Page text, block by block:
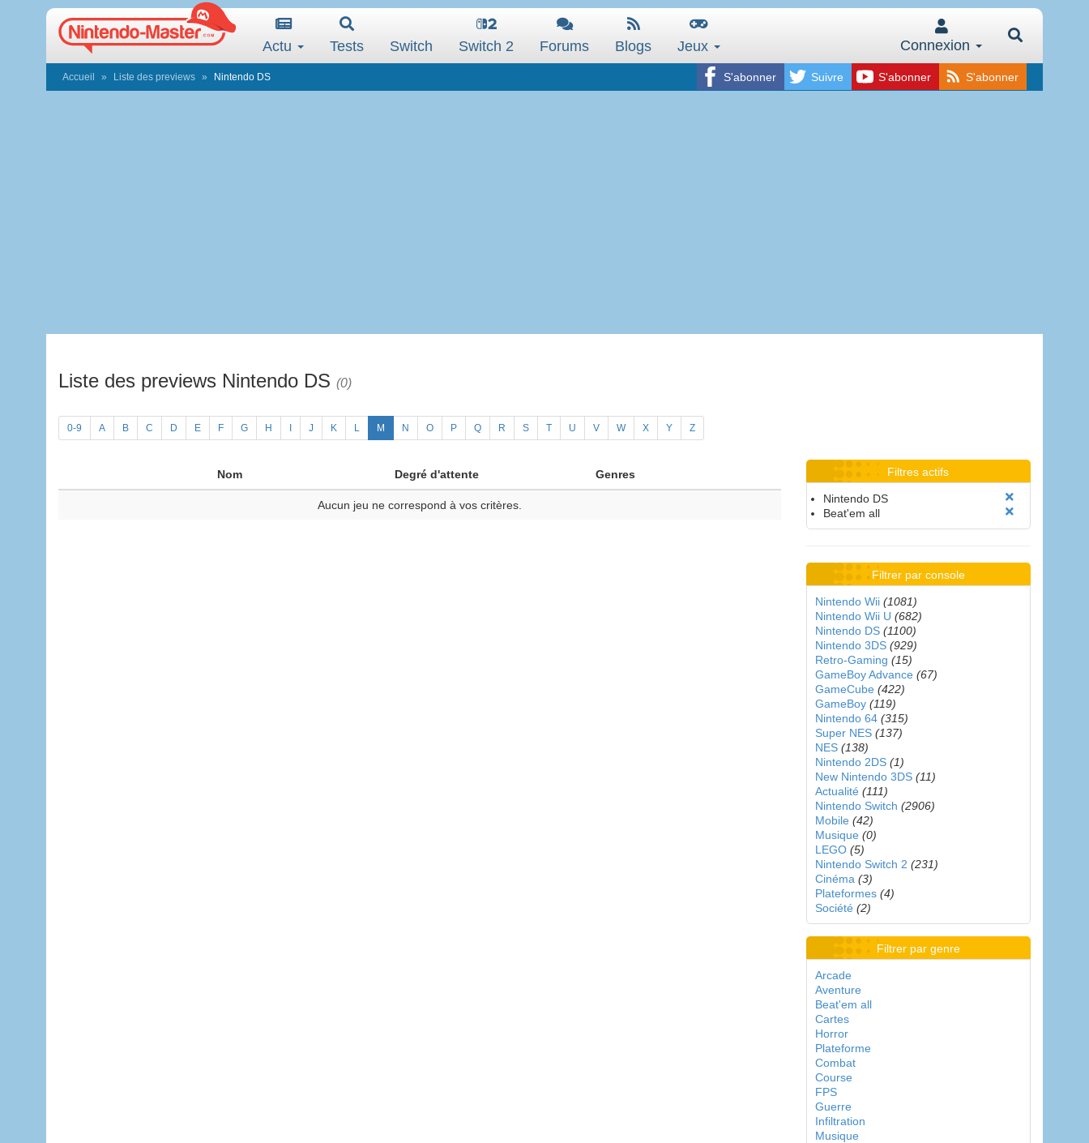
Actu Tests Switch Switch 2 Forums Blogs Jeux Connexion
S'abonner Suivre S'abonner S'abonner
Accueil Liste des previews Nintendo DS
Liste des previews Nintendo DS (0)
0-9 A B C D E F G H J K L M N O P Q R S T U V W X Y Z
Nom Degré d'attente Genres
Aucun jeu ne correspond à vos critères.
Filtres actifs
Nintendo DS
Beat'em all
Filtrer par console
Nintendo Wii (1081)
Nintendo Wii U (682)
Nintendo DS (1100)
Nintendo 3DS (929)
Retro-Gaming (15)
GameBoy Advance (67)
GameCube (422)
GameBoy (119)
Nintendo 64 (315)
Super NES (137)
NES (138)
Nintendo 2DS (1)
New Nintendo 3DS (11)
Actualité (111)
Nintendo Switch (2906)
Mobile (42)
Musique (0)
LEGO (5)
Nintendo Switch 2 (231)
Cinéma (3)
Plateformes (4)
Société (2)
Filtrer par genre
Arcade
Aventure
Beat'em all
Cartes
Horror
Plateforme
Combat
Course
FPS
Guerre
Infiltration
Musique